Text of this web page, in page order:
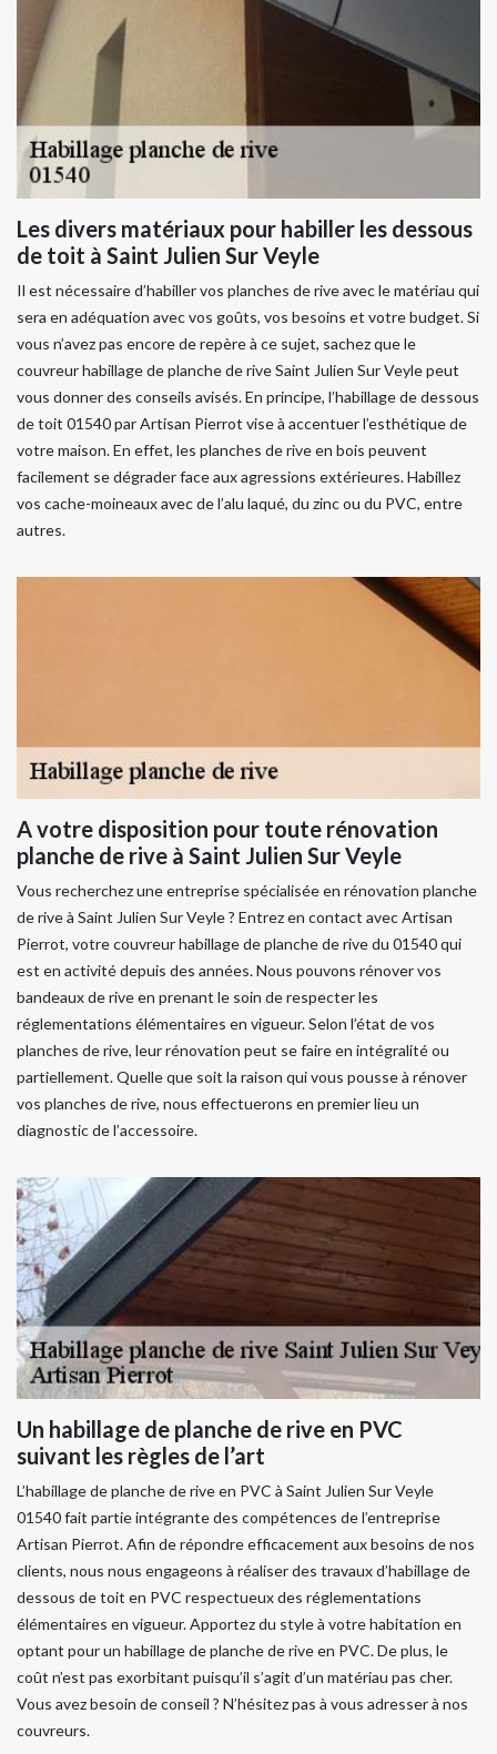
Les divers matériaux pour habiller les dessous
de toit à Saint Julien Sur Veyle
Il est nécessaire d’habiller vos planches de rive avec le matériau qui
sera en adéquation avec vos goûts, vos besoins et votre budget. Si
vous n’avez pas encore de repère à ce sujet, sachez que le
couvreur habillage de planche de rive Saint Julien Sur Veyle peut
vous donner des conseils avisés. En principe, l’habillage de dessous
de toit 01540 par Artisan Pierrot vise à accentuer l’esthétique de
votre maison. En effet, les planches de rive en bois peuvent
facilement se dégrader face aux agressions extérieures. Habillez
vos cache-moineaux avec de l’alu laqué, du zinc ou du PVC, entre
autres.
A votre disposition pour toute rénovation
planche de rive à Saint Julien Sur Veyle
Vous recherchez une entreprise spécialisée en rénovation planche
de rive à Saint Julien Sur Veyle ? Entrez en contact avec Artisan
Pierrot, votre couvreur habillage de planche de rive du 01540 qui
est en activité depuis des années. Nous pouvons rénover vos
bandeaux de rive en prenant le soin de respecter les
réglementations élémentaires en vigueur. Selon l’état de vos
planches de rive, leur rénovation peut se faire en intégralité ou
partiellement. Quelle que soit la raison qui vous pousse à rénover
vos planches de rive, nous effectuerons en premier lieu un
diagnostic de l’accessoire.
Un habillage de planche de rive en PVC
suivant les règles de l’art
L’habillage de planche de rive en PVC à Saint Julien Sur Veyle
01540 fait partie intégrante des compétences de l’entreprise
Artisan Pierrot. Afin de répondre efficacement aux besoins de nos
clients, nous nous engageons à réaliser des travaux d’habillage de
dessous de toit en PVC respectueux des réglementations
élémentaires en vigueur. Apportez du style à votre habitation en
optant pour un habillage de planche de rive en PVC. De plus, le
coût n’est pas exorbitant puisqu’il s’agit d’un matériau pas cher.
Vous avez besoin de conseil ? N’hésitez pas à vous adresser à nos
couvreurs.